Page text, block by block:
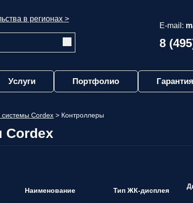
в регионах >
E-mail:
8
Услуги Портфолио
Cordex > Контроллеры
Cordex
Наименование Тип ЖК-дисплея